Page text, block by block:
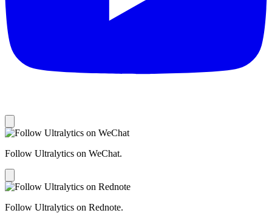
Follow Ultralytics on WeChat.
Follow Ultralytics on Rednote.